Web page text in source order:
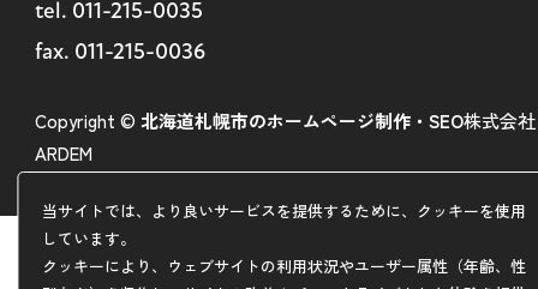
当サイトでは、より良いサービスを提供するために、クッキーを使用
しています。
クッキーにより、ウェブサイトの利用状況やユーザー属性（年齢、性
tel. 011-215-0035
fax. 011-215-0036
Copyright © 北海道札幌市のホームページ制作・SEO株式会社
ARDEM